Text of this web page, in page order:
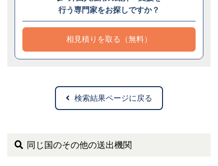
行う専門家をお探しですか？
相見積りを取る（無料）
検索結果ページに戻る
同じ国のその他の送出機関